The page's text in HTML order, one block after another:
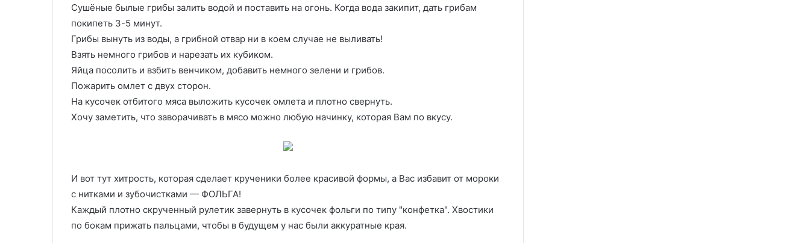
Сушёные былые грибы залить водой и поставить на огонь. Когда вода закипит, дать грибам
покипеть 3-5 минут.
Грибы вынуть из воды, а грибной отвар ни в коем случае не выливать!
Взять немного грибов и нарезать их кубиком.
Яйца посолить и взбить венчиком, добавить немного зелени и грибов.
Пожарить омлет с двух сторон.
На кусочек отбитого мяса выложить кусочек омлета и плотно свернуть.
Хочу заметить, что заворачивать в мясо можно любую начинку, которая Вам по вкусу.
И вот тут хитрость, которая сделает крученики более красивой формы, а Вас избавит от мороки
с нитками и зубочистками — ФОЛЬГА!
Каждый плотно скрученный рулетик завернуть в кусочек фольги по типу "конфетка". Хвостики
по бокам прижать пальцами, чтобы в будущем у нас были аккуратные края.